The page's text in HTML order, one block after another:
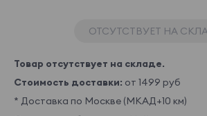
ОТСУТСТВУЕТ НА
Товар отсутствует на складе.
Стоимость доставки: от 1499 руб
* Доставка по Москве (МКАД+10 км)